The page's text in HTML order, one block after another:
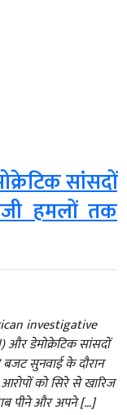
सांसदों
हमलों तक
investigative
डेमोक्रेटिक सांसदों
सुनवाई के दौरान
को सिरे से खारिज
पीने और अपने […]